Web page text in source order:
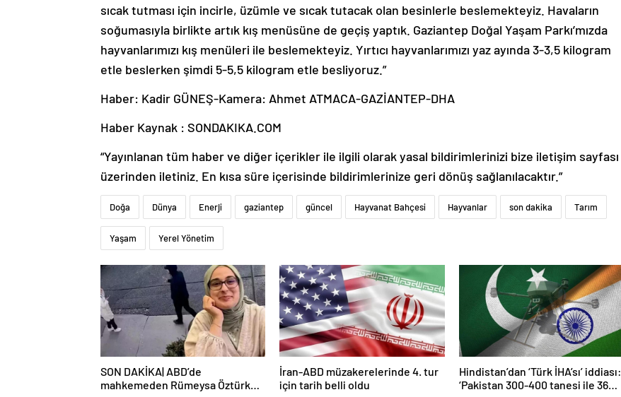
sıcak tutması için incirle, üzümle ve sıcak tutacak olan besinlerle beslemekteyiz. Havaların
soğumasıyla birlikte artık kış menüsüne de geçiş yaptık. Gaziantep Doğal Yaşam Parkı’mızda
hayvanlarımızı kış menüleri ile beslemekteyiz. Yırtıcı hayvanlarımızı yaz ayında 3-3,5 kilogram
etle beslerken şimdi 5-5,5 kilogram etle besliyoruz.”
Haber: Kadir GÜNEŞ-Kamera: Ahmet ATMACA-GAZİANTEP-DHA
Haber Kaynak : SONDAKIKA.COM
“Yayınlanan tüm haber ve diğer içerikler ile ilgili olarak yasal bildirimlerinizi bize iletişim sayfası
üzerinden iletiniz. En kısa süre içerisinde bildirimlerinize geri dönüş sağlanılacaktır.”
Doğa Dünya Enerji gaziantep güncel Hayvanat Bahçesi Hayvanlar son dakika Tarım
Yaşam Yerel Yönetim
SON DAKİKA| ABD’de
mahkemeden Rümeysa Öztürk
İran-ABD müzakerelerinde 4. tur
için tarih belli oldu
Hindistan’dan ‘Türk İHA’sı’ iddiası:
‘Pakistan 300-400 tanesi ile 36